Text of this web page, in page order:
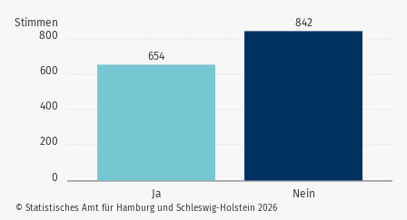
0
200
400
600
800
Stimmen
Ja Nein
654
842
© Statistisches Amt für Hamburg und Schleswig-Holstein 2026